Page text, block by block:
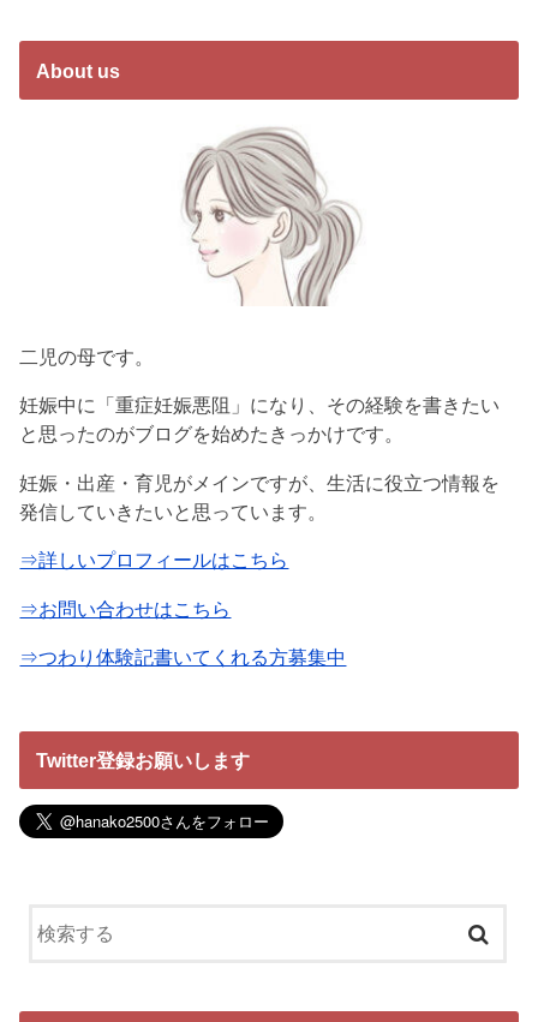
About us
二児の母です。
妊娠中に「重症妊娠悪阻」になり、その経験を書きたい
と思ったのがブログを始めたきっかけです。
妊娠・出産・育児がメインですが、生活に役立つ情報を
発信していきたいと思っています。
⇒詳しいプロフィールはこちら
⇒お問い合わせはこちら
⇒つわり体験記書いてくれる方募集中
Twitter登録お願いします